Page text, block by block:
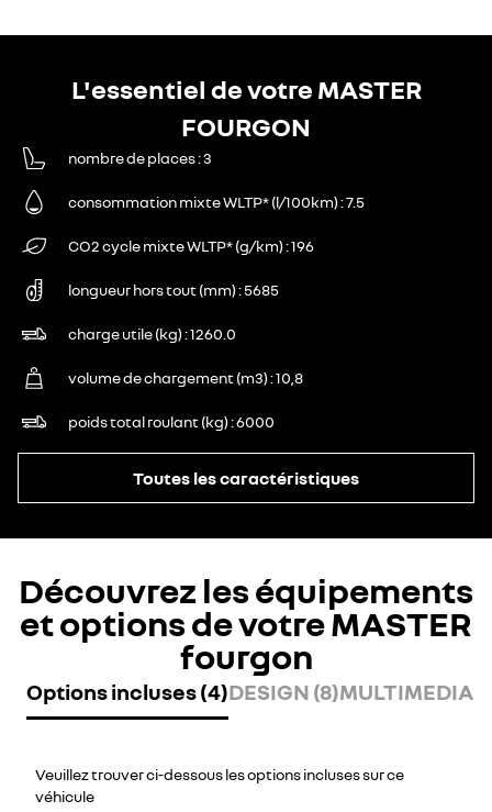
L'essentiel de votre MASTER
FOURGON
nombre de places 3
consommation mixte WLTP* (l/100km) 7.5
CO2 cycle mixte WLTP* (g/km) 196
longueur hors tout (mm) 5685
charge utile (kg) 1260.0
volume de chargement (m3) 10,8
poids total roulant (kg) 6000
Toutes les caractéristiques
Découvrez les équipements
et options de votre MASTER
fourgon
Options incluses (4)DESIGN (8)MULTIMEDIA
Veuillez trouver ci-dessous les options incluses sur ce
véhicule